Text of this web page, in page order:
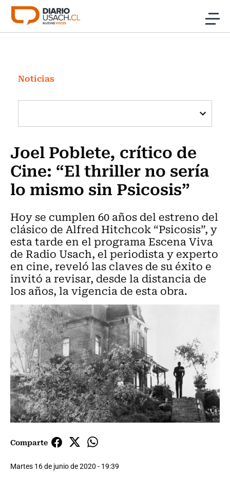
Click acá para ir directamente al contenido
Investigación
Cultura
Programas Radio y TV Usach
Noticias
Joel Poblete, crítico de
Cine: “El thriller no sería
lo mismo sin Psicosis”
Hoy se cumplen 60 años del estreno del
clásico de Alfred Hitchcok “Psicosis”, y
esta tarde en el programa Escena Viva
de Radio Usach, el periodista y experto
en cine, reveló las claves de su éxito e
invitó a revisar, desde la distancia de
los años, la vigencia de esta obra.
Comparte
Martes 16 de junio de 2020 - 19:39